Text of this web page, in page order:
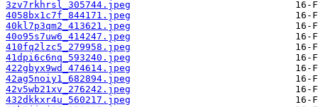
3zv7rkhrsl_305744.jpeg
4058bx1c7f_844171.jpeg
40kl7p3qm2_413621.jpeg
40o95s7uw6_414247.jpeg
410fq2lzc5_279958.jpeg
41dpi6c6nq_593240.jpeg
422gbyx9wd_474614.jpeg
42ag5noiy1_682894.jpeg
42v5wb21xv_276242.jpeg
432dkkxr4u_560217.jpeg